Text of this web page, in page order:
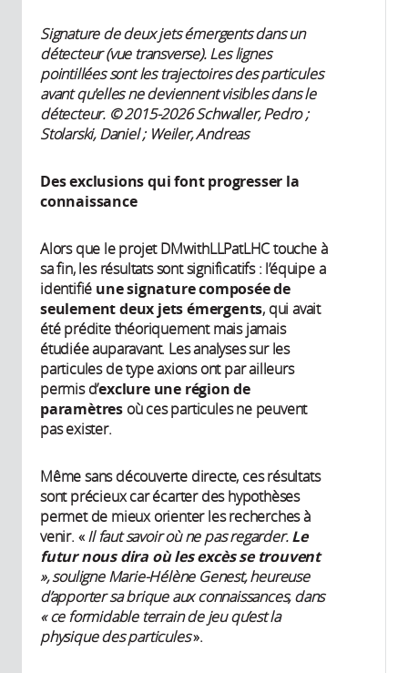
Signature de deux jets émergents dans un
détecteur (vue transverse). Les lignes
pointillées sont les trajectoires des particules
avant qu'elles ne deviennent visibles dans le
détecteur. © 2015-2026 Schwaller, Pedro ;
Stolarski, Daniel ; Weiler, Andreas
Des exclusions qui font progresser la
connaissance
Alors que le projet DMwithLLPatLHC touche à
sa fin, les résultats sont significatifs : l’équipe a
identifié une signature composée de
seulement deux jets émergents, qui avait
été prédite théoriquement mais jamais
étudiée auparavant. Les analyses sur les
particules de type axions ont par ailleurs
permis d’exclure une région de
paramètres où ces particules ne peuvent
pas exister.
Même sans découverte directe, ces résultats
sont précieux car écarter des hypothèses
permet de mieux orienter les recherches à
venir. «Il faut savoir où ne pas regarder.Le
futur nous dira où les excès se trouvent
», souligne Marie-Hélène Genest, heureuse
d’apporter sa brique aux connaissances, dans
« ce formidable terrain de jeu qu’est la
physique des particules».